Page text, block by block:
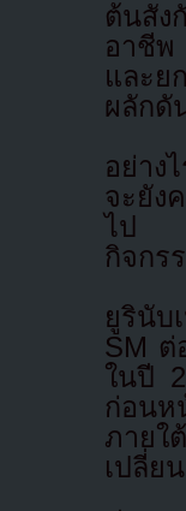
ต้นสัง
อาชีพ
และย
ผลักดั
อย่าง
จะยัง
ไป แ
กิจกร
ยูรินับ
SM ต่
ในปี
ก่อน
ภายใ
เปลี่ย